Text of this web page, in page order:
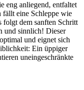
eng anliegend, entfaltet
fällt eine Schleppe wie
folgt dem sanften Schritt
und sinnlich! Dieser
und eignet sich
Ein üppiger
uneingeschränkte